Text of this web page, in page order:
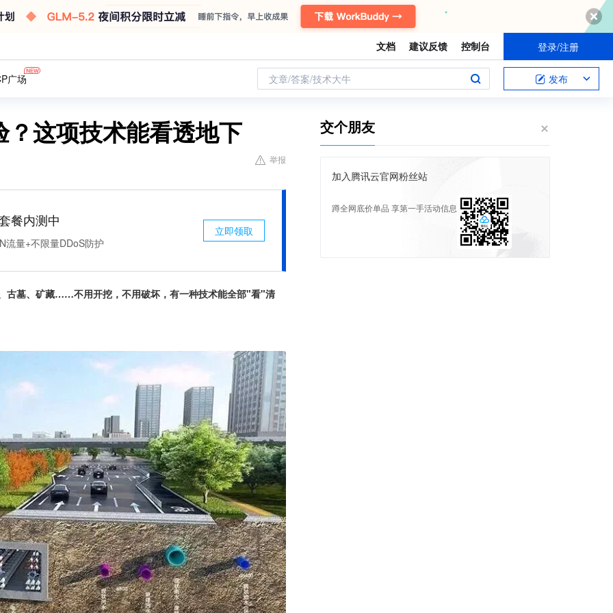
文档 建议反馈 控制台 登录/注册
广场 文章/答案/技术大牛 发布
这项技术能看透地下
举报
餐内测中
流量+不限量DDoS防护
立即领取
古墓、矿藏……不用开挖，不用破坏，有一种技术能全部"看"清
交个朋友
加入腾讯云官网粉丝站
蹲全网底价单品 享第一手活动信息